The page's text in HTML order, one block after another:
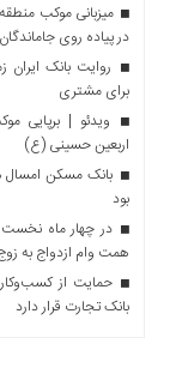
در پیاده روی
روایت بانک ایران
برای مشتری
ویدئو | برپایی
اربعین حسینی (ع)
بانک مسکن امسال
بود
همت وام ازدواج به
حمایت از
بانک تجارت قرار دارد